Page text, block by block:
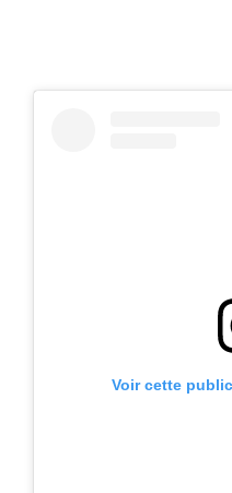
Voir cette